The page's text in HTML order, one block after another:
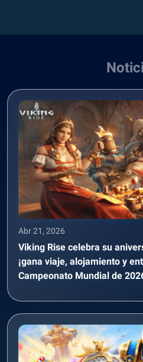
Abr 21, 2026
Viking Rise celebra su
¡gana viaje, alojamiento y
Campeonato Mundial de